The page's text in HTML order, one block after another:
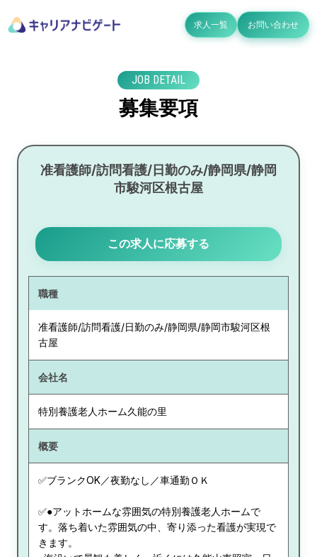
求人一覧 お問い合わせ
JOB DETAIL
募集要項
准看護師/訪問看護/日勤のみ/静岡県/静岡
市駿河区根古屋
この求人に応募する
職種
准看護師/訪問看護/日勤のみ/静岡県/静岡市駿河区根
古屋
会社名
特別養護老人ホーム久能の里
概要
✅ブランクOK／夜勤なし／車通勤ＯＫ
✅●アットホームな雰囲気の特別養護老人ホームで
す。落ち着いた雰囲気の中、寄り添った看護が実現で
きます。